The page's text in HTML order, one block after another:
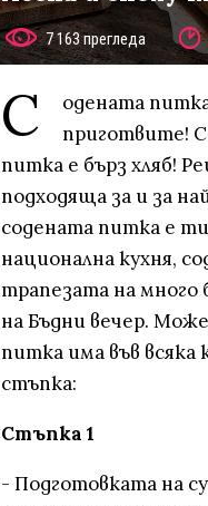
7 163 прегледа
С
одената
приготвите!
питка е бърз хляб!
подходяща за и за
содената питка е
национална кухня,
трапезата на много
на Бъдни вечер.
питка има във
стъпка:
Стъпка 1
- Подготовката на